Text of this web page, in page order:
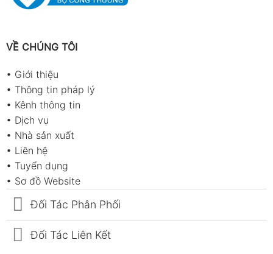
VỀ CHÚNG TÔI
• Giới thiệu
• Thông tin pháp lý
• Kênh thông tin
• Dịch vụ
• Nhà sản xuất
• Liên hệ
• Tuyển dụng
• Sơ đồ Website
Đối Tác Phân Phối
Đối Tác Liên Kết